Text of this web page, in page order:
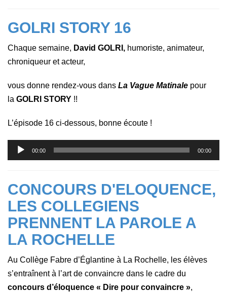
GOLRI STORY 16
Chaque semaine, David GOLRI, humoriste, animateur,
chroniqueur et acteur,
vous donne rendez-vous dans La Vague Matinale pour
la GOLRI STORY !!
L’épisode 16 ci-dessous, bonne écoute !
Lecteur
audio
00:00 00:00
CONCOURS D'ELOQUENCE,
LES COLLEGIENS
PRENNENT LA PAROLE A
LA ROCHELLE
Au Collège Fabre d’Églantine à La Rochelle, les élèves
s’entraînent à l’art de convaincre dans le cadre du
concours d’éloquence « Dire pour convaincre »,